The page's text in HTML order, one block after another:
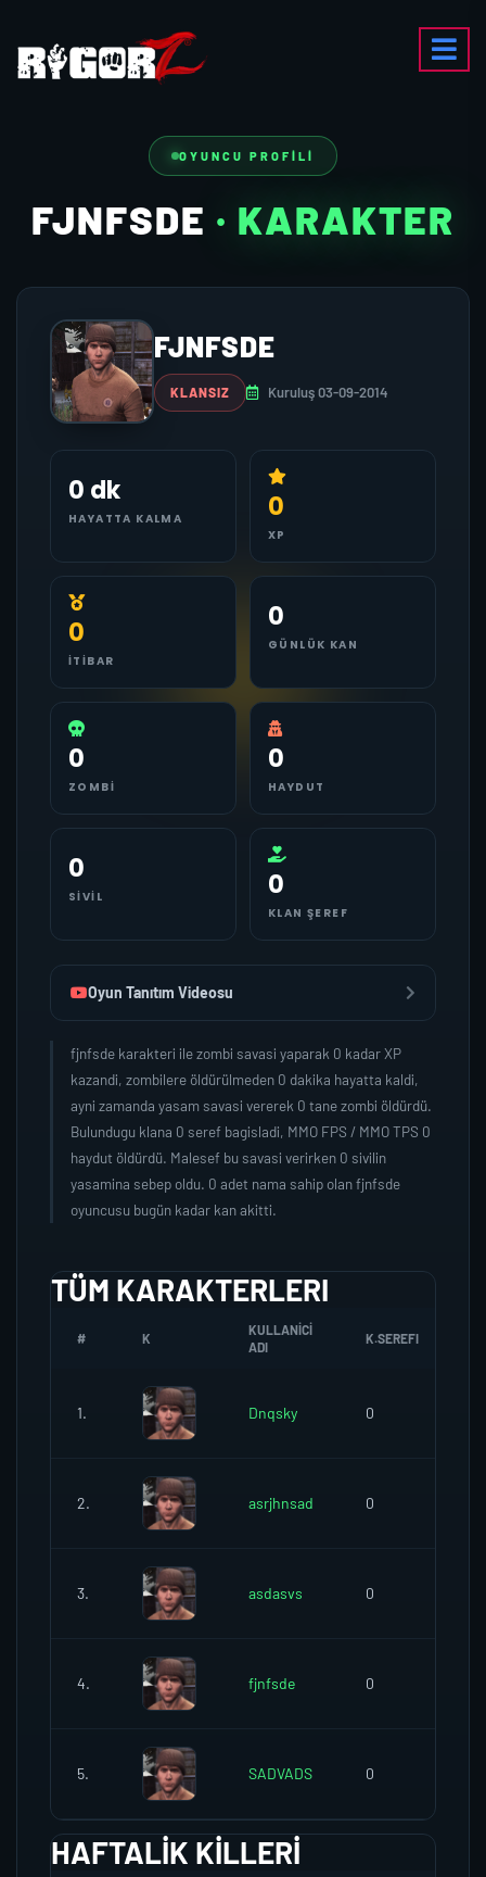
OYUNCU PROFILI
FJNFSDE · KARAKTER
FJNFSDE
KLANSIZ Kuruluş 03-09-2014
0 dk
HAYATTA KALMA 0
XP
0
İTIBAR
0
GÜNLÜK KAN
0
ZOMBI
0
HAYDUT
0
SIVIL 0
KLAN ŞEREF
Oyun Tanıtım Videosu
fjnfsde karakteri ile zombi savasi yaparak 0 kadar XP
kazandi, zombilere öldürülmeden 0 dakika hayatta kaldi,
ayni zamanda yasam savasi vererek 0 tane zombi öldürdü.
Bulundugu klana 0 seref bagisladi, MMO FPS / MMO TPS 0
haydut öldürdü. Malesef bu savasi verirken 0 sivilin
yasamina sebep oldu. 0 adet nama sahip olan fjnfsde
oyuncusu bugün kadar kan akitti.
TÜM KARAKTERLERI
# K
KULLANICI
ADI
K.SEREFI
1. Dnqsky 0
2. asrjhnsad 0
3. asdasvs 0
4. fjnfsde 0
5. SADVADS 0
HAFTALIK KILLERI